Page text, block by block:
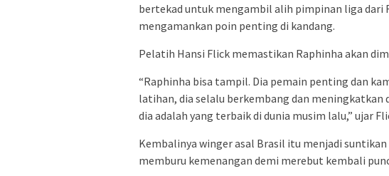
bertekad untuk mengambil alih pimpinan liga dari
mengamankan poin penting di kandang.
Pelatih Hansi Flick memastikan Raphinha akan
“Raphinha bisa tampil. Dia pemain penting dan
latihan, dia selalu berkembang dan
dia adalah yang terbaik di dunia musim lalu,” ujar
Kembalinya winger asal Brasil itu menjadi
memburu kemenangan demi merebut kembali